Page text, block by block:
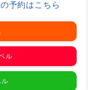
予約はこちら
ル